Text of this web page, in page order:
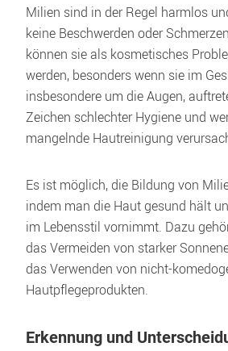
Milien sind in der Regel harmlos
keine Beschwerden oder
können sie als kosmetisches
werden, besonders wenn sie im
insbesondere um die Augen,
Zeichen schlechter Hygiene und
mangelnde Hautreinigung
Es ist möglich, die Bildung von
indem man die Haut gesund hält
im Lebensstil vornimmt. Dazu
das Vermeiden von starker
das Verwenden von nicht-
Hautpflegeprodukten.
Erkennung und